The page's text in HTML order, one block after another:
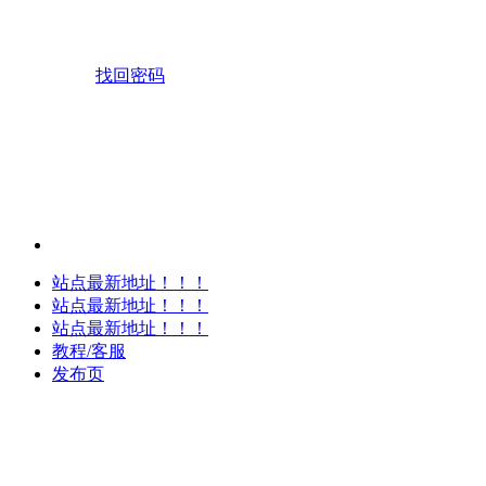
找回密码
站点最新地址！！！
站点最新地址！！！
站点最新地址！！！
教程/客服
发布页